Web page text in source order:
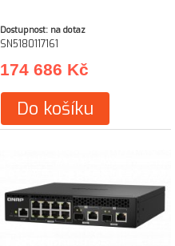
Dostupnost: na dotaz
SN5180117161
174 686 Kč
Do košíku